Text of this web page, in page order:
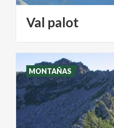
Val palot
MONTAÑAS